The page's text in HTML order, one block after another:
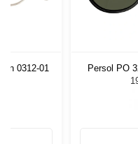
0312-01
Persol PO